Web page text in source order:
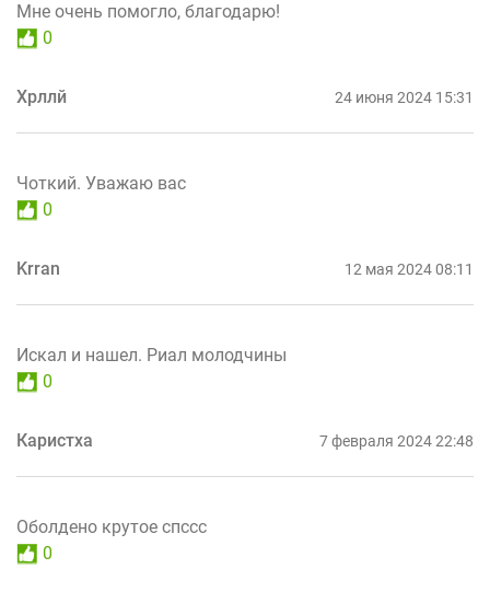
Мне очень помогло, благодарю!
0
Хрллй 24 июня 2024 15:31
Чоткий. Уважаю вас
0
Krran 12 мая 2024 08:11
Искал и нашел. Риал молодчины
0
Каристха 7 февраля 2024 22:48
Оболдено крутое спссс
0